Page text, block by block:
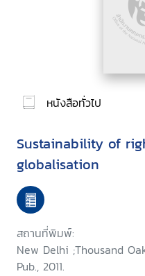
หนังสือทั่วไป
Sustainability of
globalisation
สถานที่พิมพ์:
New Delhi ;Thousand
Pub., 2011.